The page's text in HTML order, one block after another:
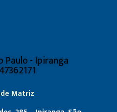
Paulo - Ipiranga
Matriz